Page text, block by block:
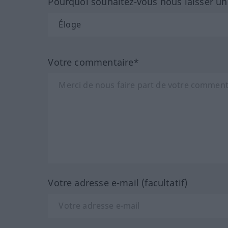
Votre commentaire*
Votre adresse e-mail (facultatif)